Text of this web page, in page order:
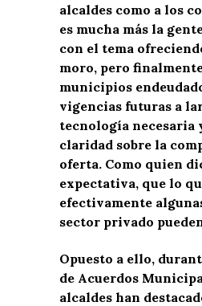
alcaldes como a los
es mucha más la
con el tema
moro, pero
municipios
vigencias futuras a
tecnología necesaria
claridad sobre la
oferta. Como quien
expectativa, que lo
efectivamente
sector privado
Opuesto a ello,
de Acuerdos
alcaldes han